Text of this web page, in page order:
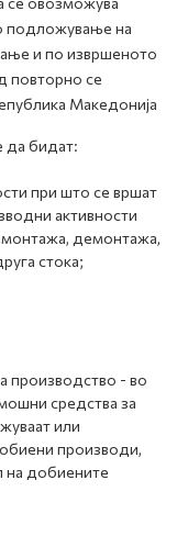
подложување на
и по извршеното
повторно се
Македонија
да бидат:
при што се вршат
активности
монтажа, демонтажа,
стока;
производство - во
средства за
или
производи,
на добиените